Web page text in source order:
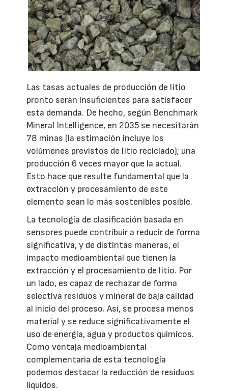
Las tasas actuales de producción de litio
pronto serán insuficientes para satisfacer
esta demanda. De hecho, según Benchmark
Mineral Intelligence, en 2035 se necesitarán
78 minas (la estimación incluye los
volúmenes previstos de litio reciclado); una
producción 6 veces mayor que la actual.
Esto hace que resulte fundamental que la
extracción y procesamiento de este
elemento sean lo más sostenibles posible.
La tecnología de clasificación basada en
sensores puede contribuir a reducir de forma
significativa, y de distintas maneras, el
impacto medioambiental que tienen la
extracción y el procesamiento de litio. Por
un lado, es capaz de rechazar de forma
selectiva residuos y mineral de baja calidad
al inicio del proceso. Así, se procesa menos
material y se reduce significativamente el
uso de energía, agua y productos químicos.
Como ventaja medioambiental
complementaria de esta tecnología
podemos destacar la reducción de residuos
líquidos.